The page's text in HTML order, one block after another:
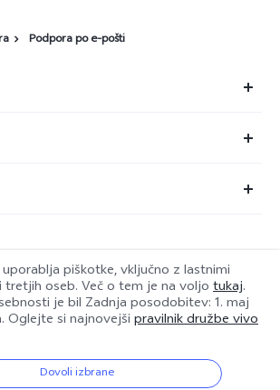
Podpora po e-pošti
vivo
države/regije
piškotke, vključno z lastnimi
oseb. Več o tem je na voljo tukaj.
je bil Zadnja posodobitev: 1. maj
Oglejte si najnovejši pravilnik družbe vivo
Dovoli izbrane